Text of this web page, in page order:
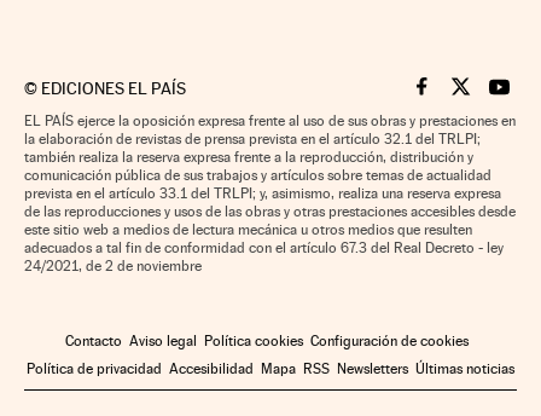
© EDICIONES EL PAÍS Cinco Días en
Cinco Días
Cinco
EL PAÍS ejerce la oposición expresa frente al uso de sus obras y prestaciones en
la elaboración de revistas de prensa prevista en el artículo 32.1 del TRLPI;
también realiza la reserva expresa frente a la reproducción, distribución y
comunicación pública de sus trabajos y artículos sobre temas de actualidad
prevista en el artículo 33.1 del TRLPI; y, asimismo, realiza una reserva expresa
de las reproducciones y usos de las obras y otras prestaciones accesibles desde
este sitio web a medios de lectura mecánica u otros medios que resulten
adecuados a tal fin de conformidad con el artículo 67.3 del Real Decreto - ley
24/2021, de 2 de noviembre
Contacto Aviso legal Política cookies Configuración de cookies
Política de privacidad Accesibilidad Mapa RSS Newsletters Últimas noticias